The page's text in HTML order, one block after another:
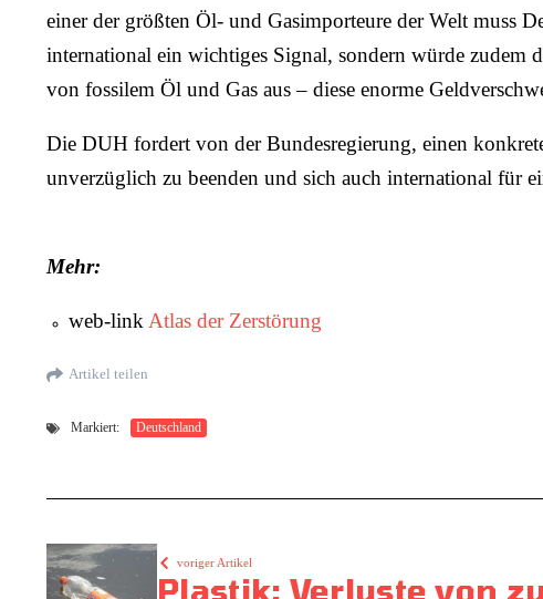
einer der größten Öl- und Gasimporteure der Welt muss
international ein wichtiges Signal, sondern würde zudem
von fossilem Öl und Gas aus – diese enorme
Die DUH fordert von der Bundesregierung, einen
unverzüglich zu beenden und sich auch international für
Mehr:
web-link Atlas der Zerstörung
Artikel teilen
Markiert: Deutschland
voriger Artikel
Plastik: Verluste von